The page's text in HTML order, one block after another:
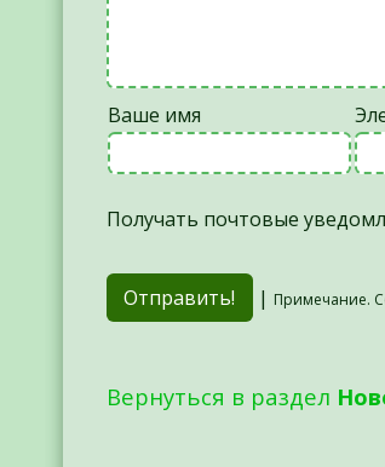
Ваше имя
Получать почтовые
| Примечание.
Вернуться в раздел